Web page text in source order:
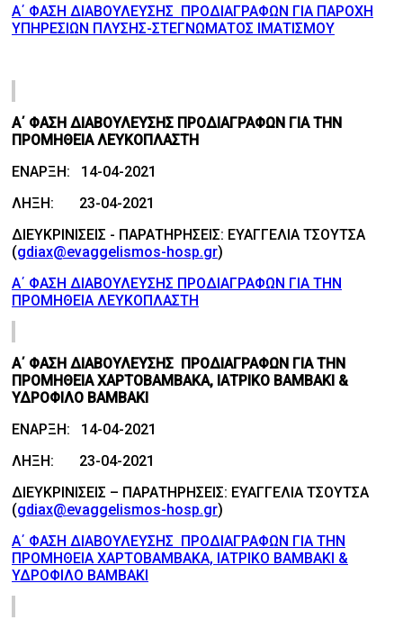
Α΄ ΦΑΣΗ ΔΙΑΒΟΥΛΕΥΣΗΣ ΠΡΟΔΙΑΓΡΑΦΩΝ ΓΙΑ ΠΑΡΟΧΗ
ΥΠΗΡΕΣΙΩΝ ΠΛΥΣΗΣ-ΣΤΕΓΝΩΜΑΤΟΣ ΙΜΑΤΙΣΜΟΥ
Α΄ ΦΑΣΗ ΔΙΑΒΟΥΛΕΥΣΗΣ ΠΡΟΔΙΑΓΡΑΦΩΝ ΓΙΑ ΤΗΝ
ΠΡΟΜΗΘΕΙΑ ΛΕΥΚΟΠΛΑΣΤΗ
ΕΝΑΡΞΗ: 14-04-2021
ΛΗΞΗ: 23-04-2021
ΔΙΕΥΚΡΙΝΙΣΕΙΣ - ΠΑΡΑΤΗΡΗΣΕΙΣ: ΕΥΑΓΓΕΛΙΑ ΤΣΟΥΤΣΑ
(gdiax@evaggelismos-hosp.gr)
Α΄ ΦΑΣΗ ΔΙΑΒΟΥΛΕΥΣΗΣ ΠΡΟΔΙΑΓΡΑΦΩΝ ΓΙΑ ΤΗΝ
ΠΡΟΜΗΘΕΙΑ ΛΕΥΚΟΠΛΑΣΤΗ
Α΄ ΦΑΣΗ ΔΙΑΒΟΥΛΕΥΣΗΣ ΠΡΟΔΙΑΓΡΑΦΩΝ ΓΙΑ ΤΗΝ
ΠΡΟΜΗΘΕΙΑ ΧΑΡΤΟΒΑΜΒΑΚΑ, ΙΑΤΡΙΚΟ ΒΑΜΒΑΚΙ &
ΥΔΡΟΦΙΛΟ ΒΑΜΒΑΚΙ
ΕΝΑΡΞΗ: 14-04-2021
ΛΗΞΗ: 23-04-2021
ΔΙΕΥΚΡΙΝΙΣΕΙΣ – ΠΑΡΑΤΗΡΗΣΕΙΣ: ΕΥΑΓΓΕΛΙΑ ΤΣΟΥΤΣΑ
(gdiax@evaggelismos-hosp.gr)
Α΄ ΦΑΣΗ ΔΙΑΒΟΥΛΕΥΣΗΣ ΠΡΟΔΙΑΓΡΑΦΩΝ ΓΙΑ ΤΗΝ
ΠΡΟΜΗΘΕΙΑ ΧΑΡΤΟΒΑΜΒΑΚΑ, ΙΑΤΡΙΚΟ ΒΑΜΒΑΚΙ &
ΥΔΡΟΦΙΛΟ ΒΑΜΒΑΚΙ